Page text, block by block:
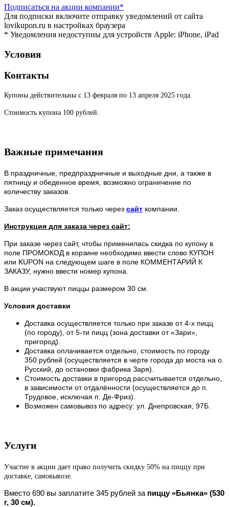
Подписаться на акции компании*
Для подписки включите отправку уведомлений от сайта
lovikupon.ru в настройках браузера
* Уведомления недоступны для устройств Apple: iPhone, iPad
Условия
Контакты
Купоны действительны с 13 февраля по 13 апреля 2025 года.
Стоимость купона 100 рублей.
Важные примечания
В праздничные, предпраздничные и выходные дни, а также в
пятницу и обеденное время, возможно ограничение по
количеству заказов.
Заказ осуществляется только через сайт компании.
Инструкция для заказа через сайт:
При заказе через сайт, чтобы применилась скидка по купону в
поле ПРОМОКОД в корзине необходимо ввести слово КУПОН
или KUPON на следующем шаге в поле КОММЕНТАРИЙ К
ЗАКАЗУ, нужно ввести номер купона.
В акции участвуют пиццы размером 30 см.
Условия доставки
Доставка осуществляется только при заказе от 4-х пицц
(по городу), от 5-ти пицц (зона доставки от «Зари»,
пригород).
Доставка оплачивается отдельно, стоимость по городу
350 рублей (осуществляется в черте города до моста на о.
Русский, до остановки фабрика Заря).
Стоимость доставки в пригород рассчитывается отдельно,
в зависимости от отдалённости (осуществляется до п.
Трудовое, исключая п. Де-Фриз).
Возможен самовывоз по адресу: ул. Днепровская, 97Б.
Услуги
Участие в акции дает право получить скидку 50% на пиццу при
доставке, самовывозе.
Вместо 690 вы заплатите 345 рублей за пиццу «Бьянка» (530
г, 30 см).